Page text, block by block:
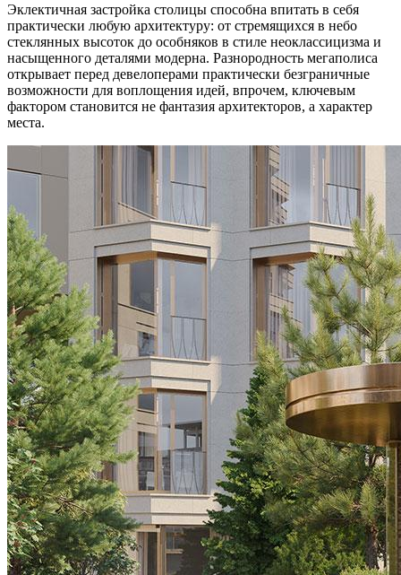
Эклектичная застройка столицы способна впитать в себя
практически любую архитектуру: от стремящихся в небо
стеклянных высоток до особняков в стиле неоклассицизма и
насыщенного деталями модерна. Разнородность мегаполиса
открывает перед девелоперами практически безграничные
возможности для воплощения идей, впрочем, ключевым
фактором становится не фантазия архитекторов, а характер
места.